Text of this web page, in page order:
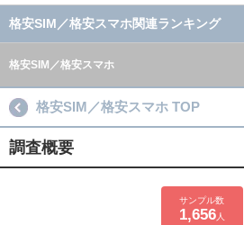
格安SIM／格安スマホ関連ランキング
格安SIM／格安スマホ
格安SIM／格安スマホ TOP
調査概要
サンプル数
1,656人